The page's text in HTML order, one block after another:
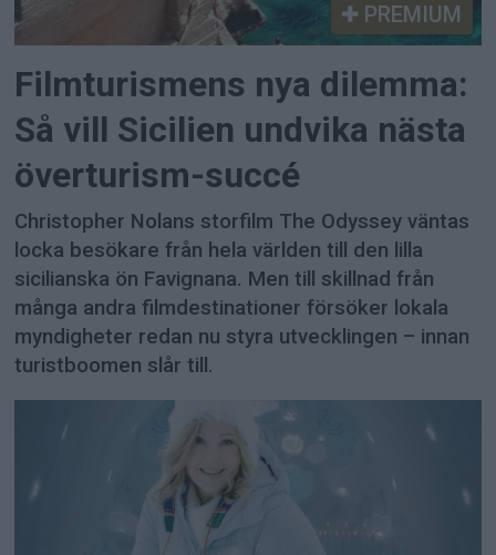
PREMIUM
Filmturismens nya dilemma:
Så vill Sicilien undvika nästa
överturism-succé
Christopher Nolans storfilm The Odyssey väntas
locka besökare från hela världen till den lilla
sicilianska ön Favignana. Men till skillnad från
många andra filmdestinationer försöker lokala
myndigheter redan nu styra utvecklingen – innan
turistboomen slår till.